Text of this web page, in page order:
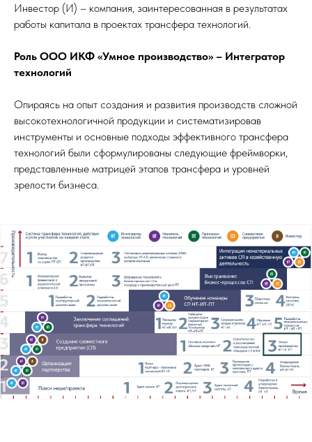
Инвестор (И) – компания, заинтересованная в результатах
работы капитала в проектах трансфера технологий.
Роль ООО ИКФ «Умное производство» – Интегратор
технологий
Опираясь на опыт создания и развития производств сложной
высокотехнологичной продукции и систематизировав
инструменты и основные подходы эффективного трансфера
технологий были сформулированы следующие фреймворки,
представленные матрицей этапов трансфера и уровней
зрелости бизнеса.